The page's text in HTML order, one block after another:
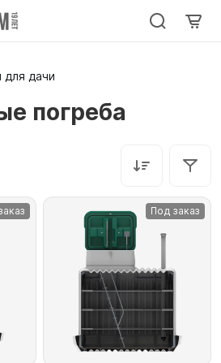
для дачи
погреба
Под заказ